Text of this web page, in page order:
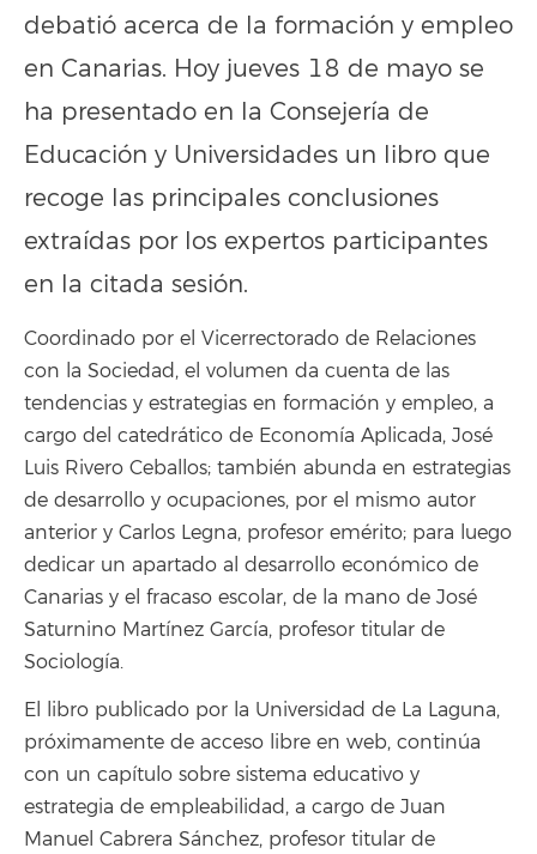
debatió acerca de la formación y empleo
en Canarias. Hoy jueves 18 de mayo se
ha presentado en la Consejería de
Educación y Universidades un libro que
recoge las principales conclusiones
extraídas por los expertos participantes
en la citada sesión.
Coordinado por el Vicerrectorado de Relaciones
con la Sociedad, el volumen da cuenta de las
tendencias y estrategias en formación y empleo, a
cargo del catedrático de Economía Aplicada, José
Luis Rivero Ceballos; también abunda en estrategias
de desarrollo y ocupaciones, por el mismo autor
anterior y Carlos Legna, profesor emérito; para luego
dedicar un apartado al desarrollo económico de
Canarias y el fracaso escolar, de la mano de José
Saturnino Martínez García, profesor titular de
Sociología.
El libro publicado por la Universidad de La Laguna,
próximamente de acceso libre en web, continúa
con un capítulo sobre sistema educativo y
estrategia de empleabilidad, a cargo de Juan
Manuel Cabrera Sánchez, profesor titular de